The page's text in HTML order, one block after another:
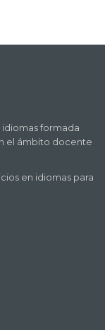
idiomas formada
el ámbito docente
en idiomas para